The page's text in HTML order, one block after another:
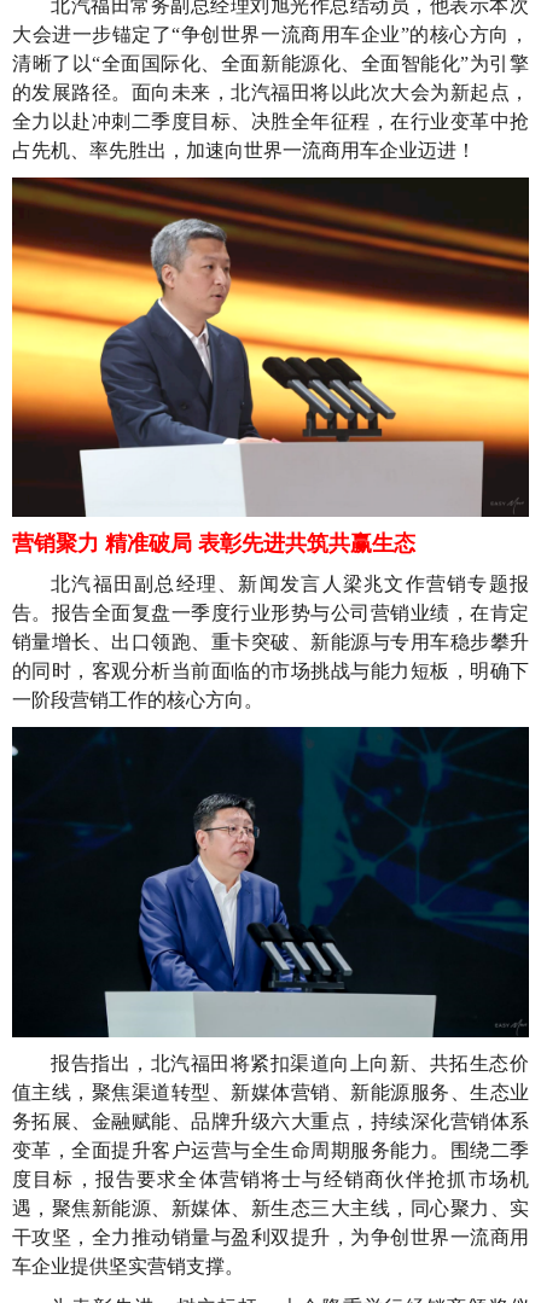
北汽福田常务副总经理刘旭光作总结动员，他表示本次
大会进一步锚定了“争创世界一流商用车企业”的核心方向，
清晰了以“全面国际化、全面新能源化、全面智能化”为引擎
的发展路径。面向未来，北汽福田将以此次大会为新起点，
全力以赴冲刺二季度目标、决胜全年征程，在行业变革中抢
占先机、率先胜出，加速向世界一流商用车企业迈进！
营销聚力 精准破局 表彰先进共筑共赢生态
北汽福田副总经理、新闻发言人梁兆文作营销专题报
告。报告全面复盘一季度行业形势与公司营销业绩，在肯定
销量增长、出口领跑、重卡突破、新能源与专用车稳步攀升
的同时，客观分析当前面临的市场挑战与能力短板，明确下
一阶段营销工作的核心方向。
报告指出，北汽福田将紧扣渠道向上向新、共拓生态价
值主线，聚焦渠道转型、新媒体营销、新能源服务、生态业
务拓展、金融赋能、品牌升级六大重点，持续深化营销体系
变革，全面提升客户运营与全生命周期服务能力。围绕二季
度目标，报告要求全体营销将士与经销商伙伴抢抓市场机
遇，聚焦新能源、新媒体、新生态三大主线，同心聚力、实
干攻坚，全力推动销量与盈利双提升，为争创世界一流商用
车企业提供坚实营销支撑。